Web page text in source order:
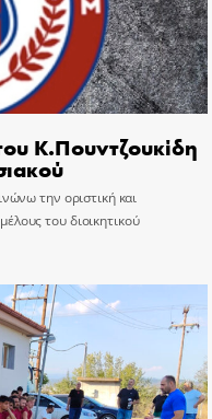
Κ.Πουντζουκίδη
την οριστική και
του διοικητικού